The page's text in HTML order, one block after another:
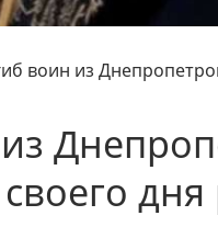
воин из